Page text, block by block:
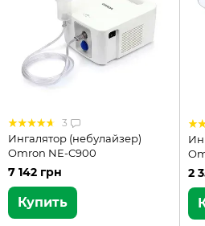
3
Ингалятор (небулайзер)
Omron NE-C900
7 142 грн
Купить
2